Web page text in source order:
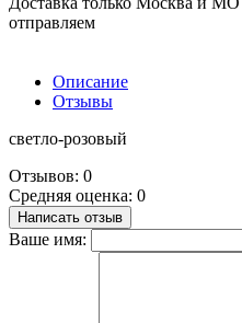
отправляем
Описание
Отзывы
светло-розовый
Отзывов: 0
Средняя оценка: 0
Написать отзыв
Ваше имя: